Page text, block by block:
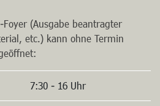
(Ausgabe beantragter